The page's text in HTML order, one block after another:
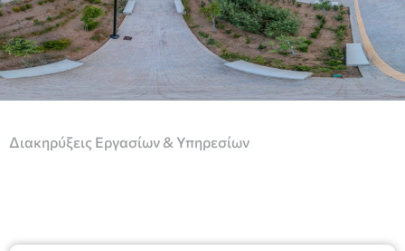
Διακηρύξεις Εργασίων & Υπηρεσίων